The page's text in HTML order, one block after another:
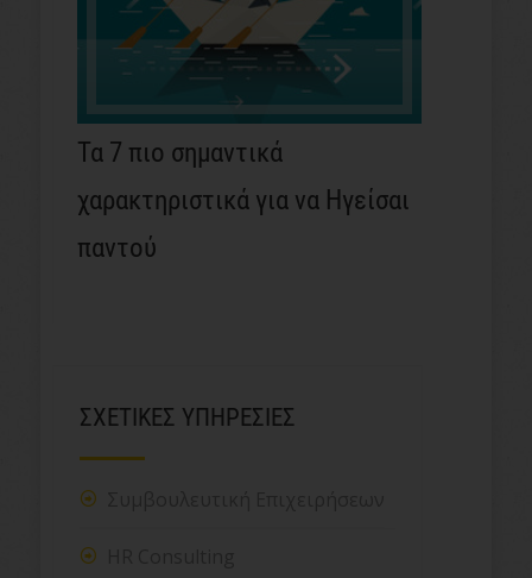
Τα 7 πιο σημαντικά
χαρακτηριστικά για να Ηγείσαι
παντού
ΣΧΕΤΙΚΕΣ ΥΠΗΡΕΣΙΕΣ